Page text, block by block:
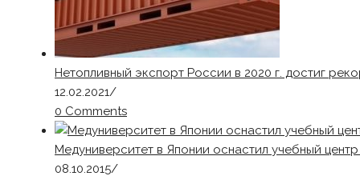
Нетопливный экспорт России в 2020 г. достиг
12.02.2021/
0 Comments
Медуниверситет в Японии оснастил учебный
08.10.2015/